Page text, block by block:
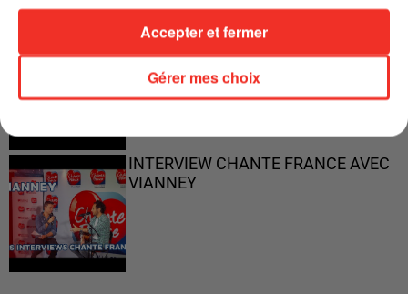
"JE RESPIRE MIEUX SUR SCÈNE" -
CALOGERO
INTERVIEW CHANTE FRANCE AVEC
VIANNEY
Gérer mes choix
Accepter et fermer